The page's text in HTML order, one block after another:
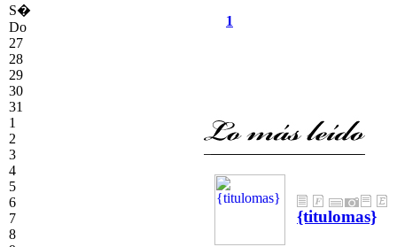
S�
Do
27
28
29
30
31
1
2
3
4
5
6
7
8
1
{titulomas}